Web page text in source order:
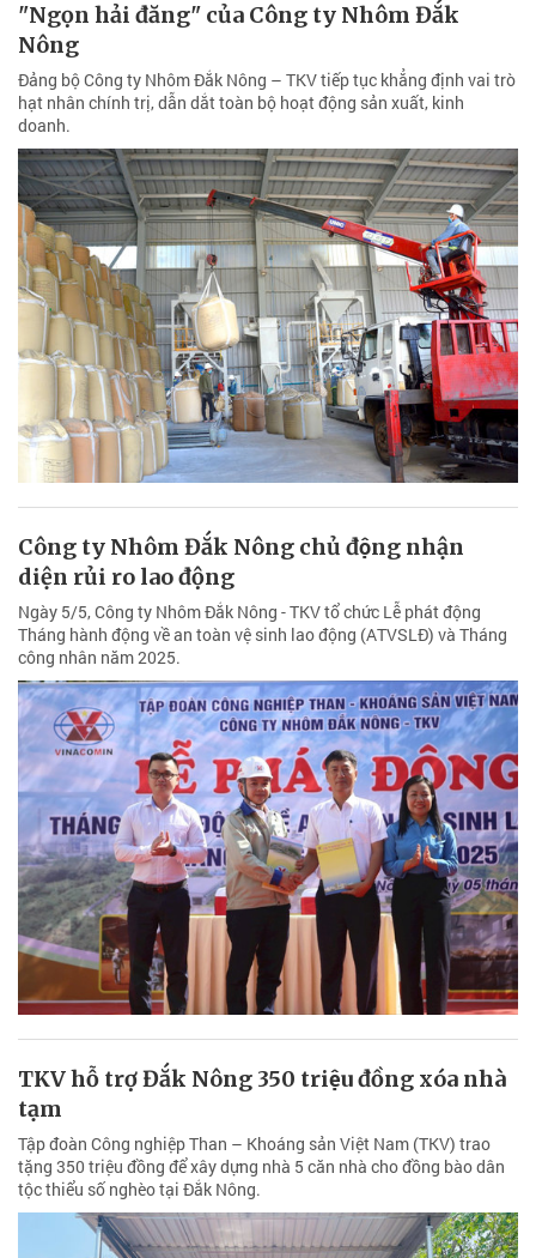
"Ngọn hải đăng" của Công ty Nhôm Đắk
Nông
Đảng bộ Công ty Nhôm Đắk Nông – TKV tiếp tục khẳng định vai trò
hạt nhân chính trị, dẫn dắt toàn bộ hoạt động sản xuất, kinh
doanh.
Công ty Nhôm Đắk Nông chủ động nhận
diện rủi ro lao động
Ngày 5/5, Công ty Nhôm Đắk Nông - TKV tổ chức Lễ phát động
Tháng hành động về an toàn vệ sinh lao động (ATVSLĐ) và Tháng
công nhân năm 2025.
TKV hỗ trợ Đắk Nông 350 triệu đồng xóa nhà
tạm
Tập đoàn Công nghiệp Than – Khoáng sản Việt Nam (TKV) trao
tặng 350 triệu đồng để xây dựng nhà 5 căn nhà cho đồng bào dân
tộc thiểu số nghèo tại Đắk Nông.